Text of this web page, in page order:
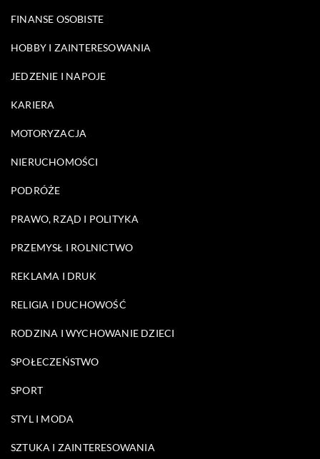
FINANSE OSOBISTE
HOBBY I ZAINTERESOWANIA
JEDZENIE I NAPOJE
KARIERA
MOTORYZACJA
NIERUCHOMOŚCI
PODRÓŻE
PRAWO, RZĄD I POLITYKA
PRZEMYSŁ I ROLNICTWO
REKLAMA I DRUK
RELIGIA I DUCHOWOŚĆ
RODZINA I WYCHOWANIE DZIECI
SPOŁECZEŃSTWO
SPORT
STYL I MODA
SZTUKA I ZAINTERESOWANIA